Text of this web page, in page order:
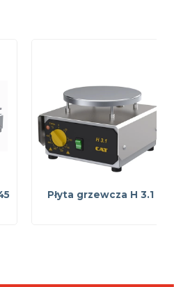
Płyta grzewcza H 3.1